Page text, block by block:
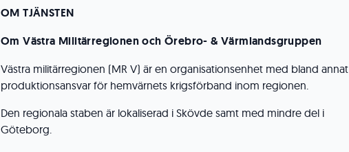
OM TJÄNSTEN
Om Västra Militärregionen och Örebro- & Värmlandsgruppen
Västra militärregionen (MR V) är en organisationsenhet med bland annat
produktionsansvar för hemvärnets krigsförband inom regionen.
Den regionala staben är lokaliserad i Skövde samt med mindre del i
Göteborg.